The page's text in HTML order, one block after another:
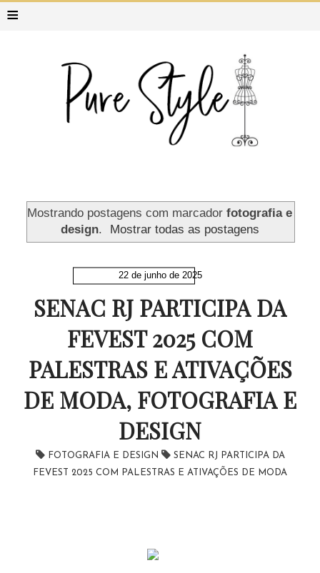
≡
Mostrando postagens com marcadorfotografia e
design. Mostrar todas as postagens
22 de junho de 2025
SENAC RJ PARTICIPA DA
FEVEST 2025 COM
PALESTRAS E ATIVAÇÕES
DE MODA, FOTOGRAFIA E
DESIGN
FOTOGRAFIA E DESIGN
SENAC RJ PARTICIPA DA
FEVEST 2025 COM PALESTRAS E ATIVAÇÕES DE MODA